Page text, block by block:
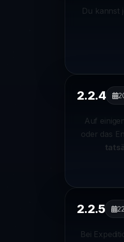
Du kannst
2.2.4
Auf
oder das
2.2.5
Bei